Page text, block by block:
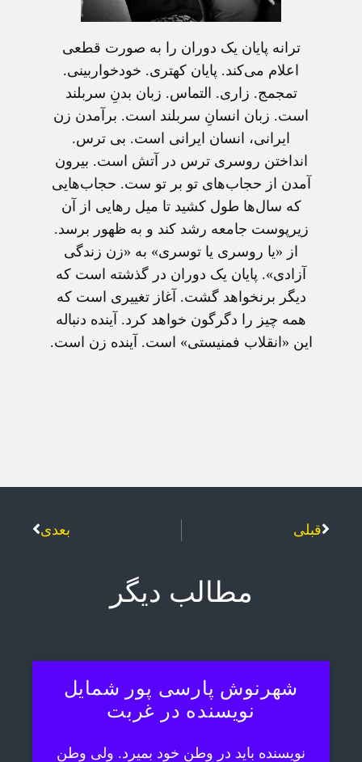
ترانه پایان یک دوران را به صورت قطعی
اعلام می‌کند. پایان کهتری. خودخواربینی.
تمجمج. زاری. التماس. زبان بدنِ سربلند
است. زبان انسانِ سربلند است. برآمدن زن
ایرانی، انسان ایرانی است. بی ترس.
انداختن روسری ترس در آتش است. بیرون
آمدن از حجاب‌های تو بر تو ست. حجاب‌هایی
که سال‌ها طول کشید تا میل رهایی از آن
زیرپوست جامعه رشد کند و به ظهور برسد.
از «یا روسری یا توسری» به «زن زندگی
آزادی». پایان یک دوران در گذشته است که
دیگر برنخواهد گشت. آغاز تغییری است که
همه چیز را دگرگون خواهد کرد. آینده دنباله
این «انقلاب فمنیستی» است. آینده زن است.
قبلی بعدی
مطالب دیگر
شهرنوش پارسی پور شمایل
نویسنده در غربت
نویسنده باید در وطن خود بمیرد. ولی وطن